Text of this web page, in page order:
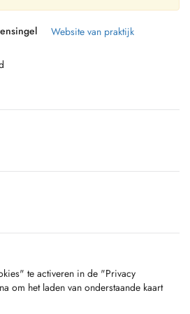
Website van praktijk
te activeren in de "Privacy
om het laden van onderstaande kaart